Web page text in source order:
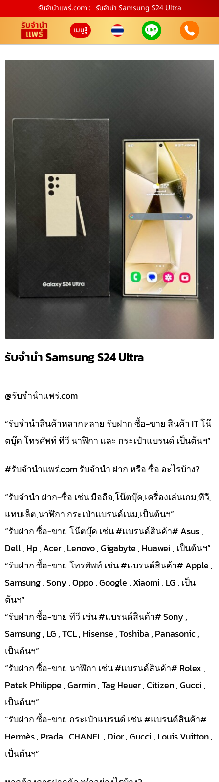
รับจํานําแพร่.com : รับจำนำ Samsung S24 Ultra
เมนู
รับจำนำ Samsung S24 Ultra
@รับจำนำแพร่.com
“รับจำนำสินค้าหลากหลาย รับฝาก ซื้อ-ขาย สินค้า IT โน๊
ตบุ๊ค โทรศัพท์ ทีวี นาฬิกา และ กระเป๋าแบรนด์ เป็นต้นฯ”
#รับจํานําแพร่.com รับจำนำ ฝาก หรือ ซื้อ อะไรบ้าง?
“รับจำนำ ฝาก-ซื้อ เช่น มือถือ,โน๊ตบุ๊ค,เครื่องเล่นเกม,ทีวี,
แทบเล็ต,นาฬิกา,กระเป๋าแบรนด์เนม,เป็นต้นฯ”
“รับฝาก ซื้อ-ขาย โน๊ตบุ๊ค เช่น #แบรนด์สินค้า# Asus ,
Dell , Hp , Acer , Lenovo , Gigabyte , Huawei , เป็นต้นฯ”
“รับฝาก ซื้อ-ขาย โทรศัพท์ เช่น #แบรนด์สินค้า# Apple ,
Samsung , Sony , Oppo , Google , Xiaomi , LG , เป็น
ต้นฯ”
“รับฝาก ซื้อ-ขาย ทีวี เช่น #แบรนด์สินค้า# Sony ,
Samsung , LG , TCL , Hisense , Toshiba , Panasonic ,
เป็นต้นฯ”
“รับฝาก ซื้อ-ขาย นาฬิกา เช่น #แบรนด์สินค้า# Rolex ,
Patek Philippe , Garmin , Tag Heuer , Citizen , Gucci ,
เป็นต้นฯ”
“รับฝาก ซื้อ-ขาย กระเป๋าแบรนด์ เช่น #แบรนด์สินค้า#
Hermès , Prada , CHANEL , Dior , Gucci , Louis Vuitton ,
เป็นต้นฯ”